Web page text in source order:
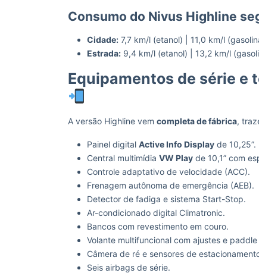
Consumo do Nivus Highline
Cidade: 7,7 km/l (etanol) | 11,0 km/l
Estrada: 9,4 km/l (etanol) | 13,2 km/l
Equipamentos de série e
A versão Highline vem completa de fábrica,
Painel digital Active Info Display de 10,25”.
Central multimídia VW Play de 10,1” com
Controle adaptativo de velocidade (ACC).
Frenagem autônoma de emergência (AEB).
Detector de fadiga e sistema Start-Stop.
Ar-condicionado digital Climatronic.
Bancos com revestimento em couro.
Volante multifuncional com ajustes e
Câmera de ré e sensores de
Seis airbags de série.